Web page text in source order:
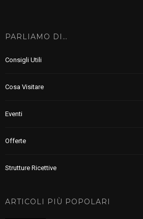
PARLIAMO DI…
Consigli Utili
Cosa Visitare
Eventi
Offerte
Strutture Ricettive
ARTICOLI PIÙ POPOLARI